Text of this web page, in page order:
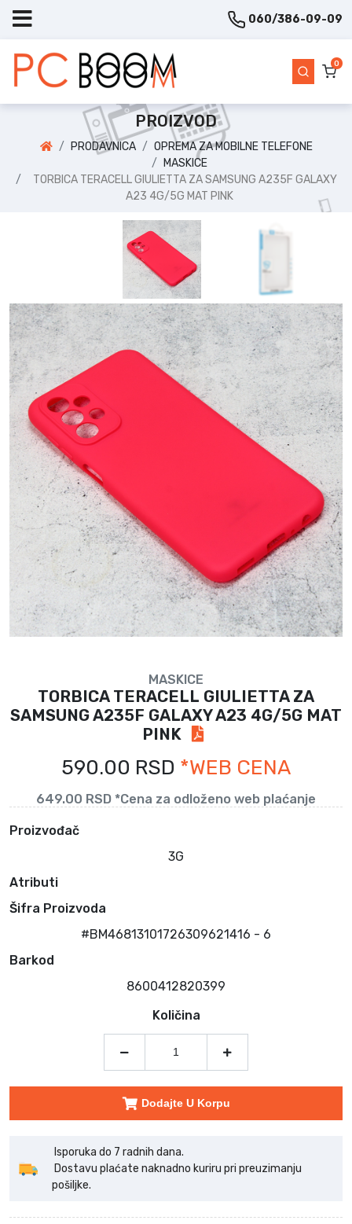
060/386-09-09
0
PROIZVOD
PRODAVNICA
OPREMA ZA MOBILNE TELEFONE
MASKICE
TORBICA TERACELL GIULIETTA ZA SAMSUNG A235F GALAXY
A23 4G/5G MAT PINK
MASKICE
TORBICA TERACELL GIULIETTA ZA
SAMSUNG A235F GALAXY A23 4G/5G MAT
PINK
590.00 RSD *WEB CENA
649.00 RSD *Cena za odloženo web plaćanje
Proizvođač
3G
Atributi
Šifra Proizvoda
#BM46813101726309621416 - 6
Barkod
8600412820399
Količina
Dodajte U Korpu
Isporuka do 7 radnih dana.
Dostavu plaćate naknadno kuriru pri preuzimanju
pošiljke.